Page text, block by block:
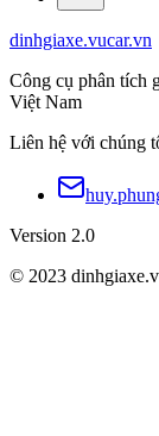
dinhgiaxe.vucar.vn
Công cụ phân tích
Việt Nam
Liên hệ với chúng
Version 2.0
© 2023